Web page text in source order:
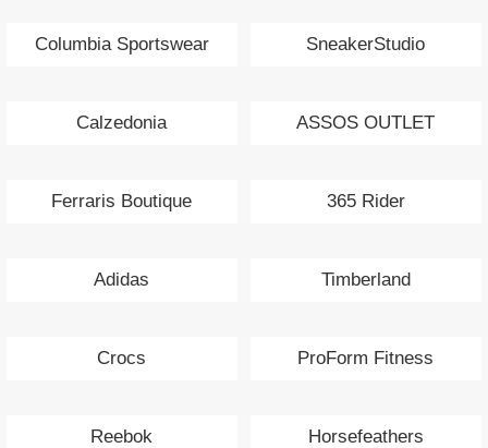
Columbia Sportswear SneakerStudio
Calzedonia ASSOS OUTLET
Ferraris Boutique 365 Rider
Adidas Timberland
Crocs ProForm Fitness
Reebok Horsefeathers